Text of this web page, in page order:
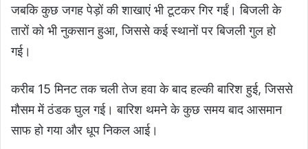
जबकि कुछ जगह पेड़ों की शाखाएं भी टूटकर गिर गईं। बिजली के
तारों को भी नुकसान हुआ, जिससे कई स्थानों पर बिजली गुल हो
गई।
करीब 15 मिनट तक चली तेज हवा के बाद हल्की बारिश हुई, जिससे
मौसम में ठंडक घुल गई। बारिश थमने के कुछ समय बाद आसमान
साफ हो गया और धूप निकल आई।